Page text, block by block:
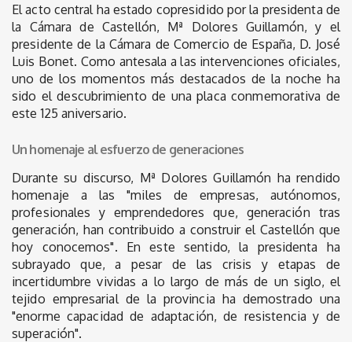
El acto central ha estado copresidido por la presidenta de
la Cámara de Castellón, Mª Dolores Guillamón, y el
presidente de la Cámara de Comercio de España, D. José
Luis Bonet. Como antesala a las intervenciones oficiales,
uno de los momentos más destacados de la noche ha
sido el descubrimiento de una placa conmemorativa de
este 125 aniversario.
Un homenaje al esfuerzo de generaciones
Durante su discurso, Mª Dolores Guillamón ha rendido
homenaje a las "miles de empresas, autónomos,
profesionales y emprendedores que, generación tras
generación, han contribuido a construir el Castellón que
hoy conocemos". En este sentido, la presidenta ha
subrayado que, a pesar de las crisis y etapas de
incertidumbre vividas a lo largo de más de un siglo, el
tejido empresarial de la provincia ha demostrado una
"enorme capacidad de adaptación, de resistencia y de
superación".